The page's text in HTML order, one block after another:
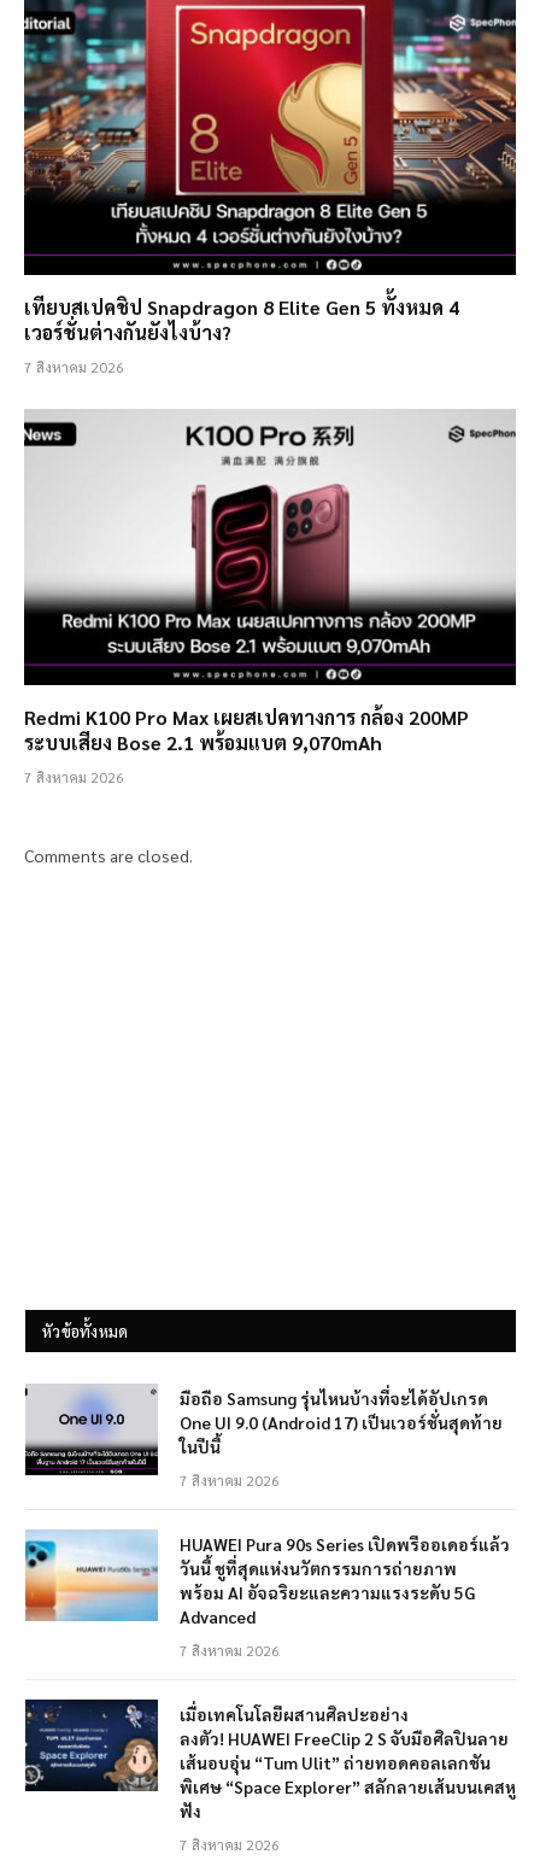
เทียบสเปคชิป Snapdragon 8 Elite Gen 5 ทั้งหมด 4
เวอร์ชั่นต่างกันยังไงบ้าง?
7 สิงหาคม 2026
Redmi K100 Pro Max เผยสเปคทางการ กล้อง 200MP
ระบบเสียง Bose 2.1 พร้อมแบต 9,070mAh
7 สิงหาคม 2026
Comments are closed.
หัวข้อทั้งหมด
มือถือ Samsung รุ่นไหนบ้างที่จะได้อัปเกรด
One UI 9.0 (Android 17) เป็นเวอร์ชั่นสุดท้าย
ในปีนี้
7 สิงหาคม 2026
HUAWEI Pura 90s Series เปิดพรีออเดอร์แล้ว
วันนี้ ชูที่สุดแห่งนวัตกรรมการถ่ายภาพ
พร้อม AI อัจฉริยะและความแรงระดับ 5G
Advanced
7 สิงหาคม 2026
เมื่อเทคโนโลยีผสานศิลปะอย่าง
ลงตัว! HUAWEI FreeClip 2 S จับมือศิลปินลาย
เส้นอบอุ่น “Tum Ulit” ถ่ายทอดคอลเลกชัน
พิเศษ “Space Explorer” สลักลายเส้นบนเคสหู
ฟัง
7 สิงหาคม 2026